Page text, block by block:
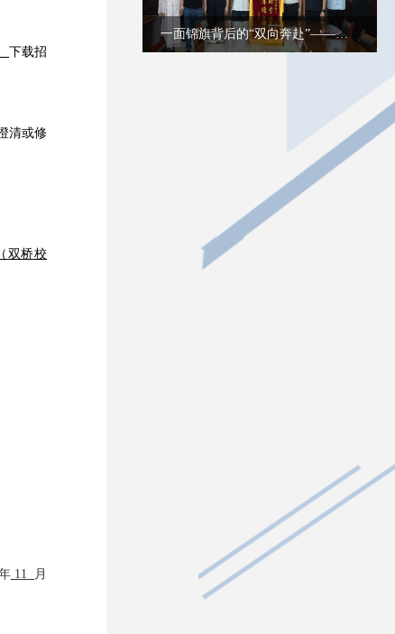
下载招
清或修
双桥校
11
月
一面锦旗背后的“双向奔赴”——我校受..